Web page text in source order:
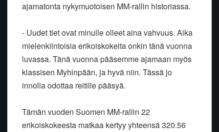
ajamatonta nykymuotoisen MM-rallin historiassa.
- Uudet tiet ovat minulle olleet aina vahvuus. Aika
mielenkiintoisia erikoiskokeita onkin tänä vuonna
luvassa. Tänä vuonna pääsemme ajamaan myös
klassisen Myhinpään, ja hyvä niin. Tässä jo
innolla odottaa reitille pääsyä.
Tämän vuoden Suomen MM-rallin 22
erikoiskokeesta matkaa kertyy yhteensä 320.56